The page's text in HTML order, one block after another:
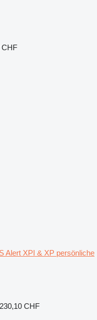
CHF
Alert XPI & XP persönliche
CHF